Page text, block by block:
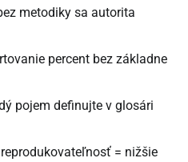
metodiky sa autorita
percent bez základne
pojem definujte v glosári
= nižšie